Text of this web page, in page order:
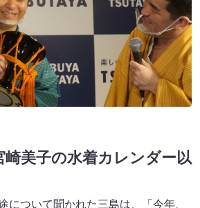
崎美子の水着カレンダー以
について聞かれた三島は、「今年、